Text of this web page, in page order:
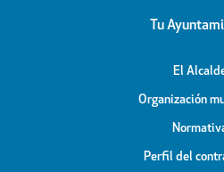
Tu
El
Organización
Perfil del